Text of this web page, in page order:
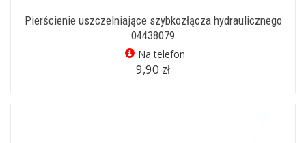
Pierścienie uszczelniające szybkozłącza hydraulicznego
04438079
Na telefon
9,90 zł